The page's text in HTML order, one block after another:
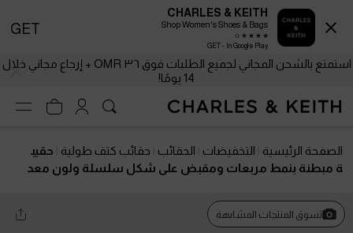
استمتع بالشحن المجاني لجميع الطلبات فوق ٣٦ OMR + إرجاع مجاني خلال
14 يومًا!
الصفحة الرئيسية التخفيضات الحقائب حقائب كتف طولية
حقيب
ة مبطنة بنمط مربعات ومقبض على شكل سلسلة ولون معد
تسوق المنتجات المشابهة
CHARLES & KEITH
Shop Women's Shoes & Bags
GET - In Google Play
GET